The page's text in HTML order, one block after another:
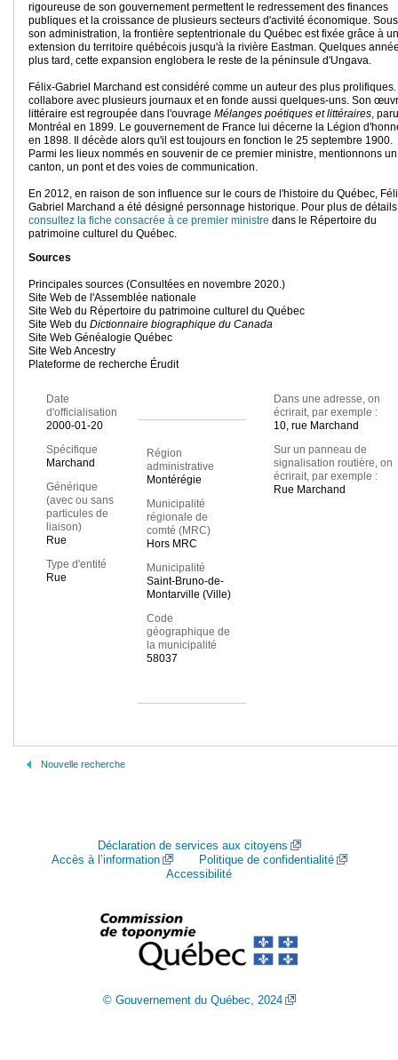
rigoureuse de son gouvernement permettent le redressement des finances
publiques et la croissance de plusieurs secteurs d'activité économique. Sous
son administration, la frontière septentrionale du Québec est fixée grâce à
extension du territoire québécois jusqu'à la rivière Eastman. Quelques
plus tard, cette expansion englobera le reste de la péninsule d'Ungava.
Félix-Gabriel Marchand est considéré comme un auteur des plus prolifiques.
collabore avec plusieurs journaux et en fonde aussi quelques-uns. Son
littéraire est regroupée dans l'ouvrage Mélanges poétiques et littéraires,
Montréal en 1899. Le gouvernement de France lui décerne la Légion
en 1898. Il décède alors qu'il est toujours en fonction le 25 septembre 1900.
Parmi les lieux nommés en souvenir de ce premier ministre, mentionnons un
canton, un pont et des voies de communication.
En 2012, en raison de son influence sur le cours de l'histoire du Québec,
Gabriel Marchand a été désigné personnage historique. Pour plus de
consultez la fiche consacrée à ce premier ministre dans le Répertoire du
patrimoine culturel du Québec.
Sources
Principales sources (Consultées en novembre 2020.)
Site Web de l'Assemblée nationale
Site Web du Répertoire du patrimoine culturel du Québec
Site Web du Dictionnaire biographique du Canada
Site Web Généalogie Québec
Site Web Ancestry
Plateforme de recherche Érudit
Date
d'officialisation
2000-01-20
Spécifique
Marchand
Générique
(avec ou sans
particules de
liaison)
Rue
Type d'entité
Rue
Région
administrative
Montérégie
Municipalité
régionale de
comté (MRC)
Hors MRC
Municipalité
Saint-Bruno-de-
Montarville (Ville)
Code
géographique de
la municipalité
58037
Dans une adresse, on
écrirait, par exemple :
10, rue Marchand
Sur un panneau de
signalisation routière, on
écrirait, par exemple :
Rue Marchand
Nouvelle recherche
Déclaration de services aux citoyens
Accès à l’information
Politique de confidentialité
Accessibilité
© Gouvernement du Québec, 2024